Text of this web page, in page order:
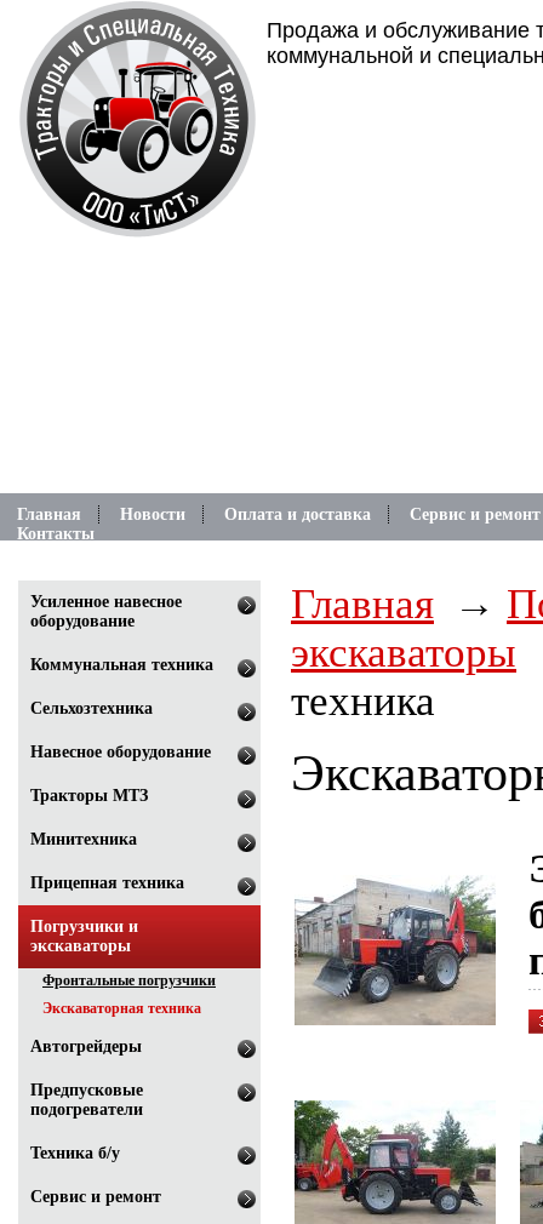
Продажа и обслуживание
коммунальной и
Главная Новости Оплата и доставка
Сервис и ремонт
Контакты
Главная
экскаваторы
техника
Усиленное навесное
оборудование
Коммунальная техника
Сельхозтехника
Навесное оборудование
Тракторы МТЗ
Минитехника
Прицепная техника
Погрузчики и
экскаваторы
Фронтальные погрузчики
Экскаваторная техника
Автогрейдеры
Предпусковые
подогреватели
Техника б/у
Сервис и ремонт